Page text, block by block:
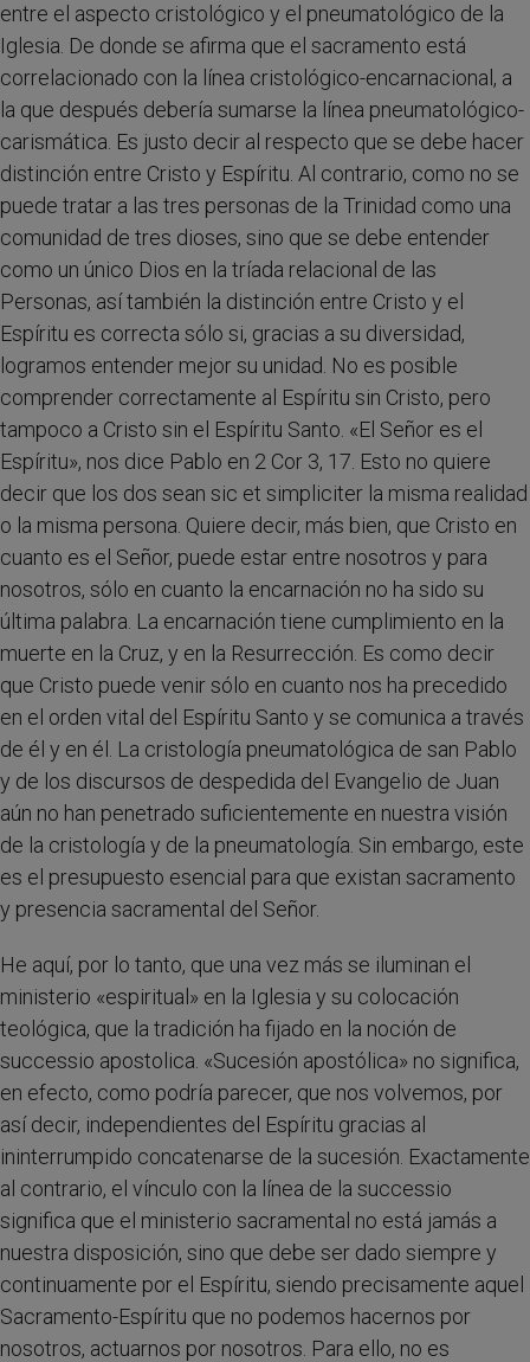
entre el aspecto cristológico y el pneumatológico de la
Iglesia. De donde se afirma que el sacramento está
correlacionado con la línea cristológico-encarnacional, a
la que después debería sumarse la línea pneumatológico-
carismática. Es justo decir al respecto que se debe hacer
distinción entre Cristo y Espíritu. Al contrario, como no se
puede tratar a las tres personas de la Trinidad como una
comunidad de tres dioses, sino que se debe entender
como un único Dios en la tríada relacional de las
Personas, así también la distinción entre Cristo y el
Espíritu es correcta sólo si, gracias a su diversidad,
logramos entender mejor su unidad. No es posible
comprender correctamente al Espíritu sin Cristo, pero
tampoco a Cristo sin el Espíritu Santo. «El Señor es el
Espíritu», nos dice Pablo en 2 Cor 3, 17. Esto no quiere
decir que los dos sean sic et simpliciter la misma realidad
o la misma persona. Quiere decir, más bien, que Cristo en
cuanto es el Señor, puede estar entre nosotros y para
nosotros, sólo en cuanto la encarnación no ha sido su
última palabra. La encarnación tiene cumplimiento en la
muerte en la Cruz, y en la Resurrección. Es como decir
que Cristo puede venir sólo en cuanto nos ha precedido
en el orden vital del Espíritu Santo y se comunica a través
de él y en él. La cristología pneumatológica de san Pablo
y de los discursos de despedida del Evangelio de Juan
aún no han penetrado suficientemente en nuestra visión
de la cristología y de la pneumatología. Sin embargo, este
es el presupuesto esencial para que existan sacramento
y presencia sacramental del Señor.
He aquí, por lo tanto, que una vez más se iluminan el
ministerio «espiritual» en la Iglesia y su colocación
teológica, que la tradición ha fijado en la noción de
successio apostolica. «Sucesión apostólica» no significa,
en efecto, como podría parecer, que nos volvemos, por
así decir, independientes del Espíritu gracias al
ininterrumpido concatenarse de la sucesión. Exactamente
al contrario, el vínculo con la línea de la successio
significa que el ministerio sacramental no está jamás a
nuestra disposición, sino que debe ser dado siempre y
continuamente por el Espíritu, siendo precisamente aquel
Sacramento-Espíritu que no podemos hacernos por
nosotros, actuarnos por nosotros. Para ello, no es